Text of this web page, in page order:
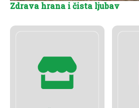
Zdrava hrana i čista ljubav